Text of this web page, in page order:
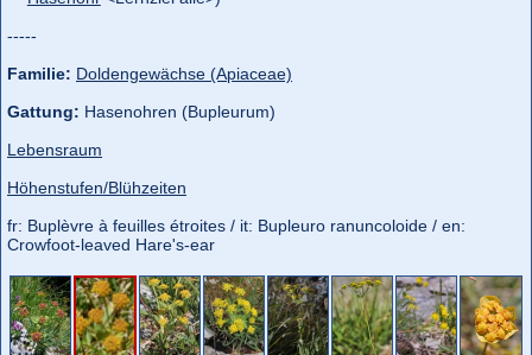
-----
Familie: Doldengewächse (Apiaceae)
Gattung: Hasenohren (Bupleurum)
Lebensraum
Höhenstufen/Blühzeiten
fr: Buplèvre à feuilles étroites / it: Bupleuro ranuncoloide / en:
Crowfoot-leaved Hare's-ear